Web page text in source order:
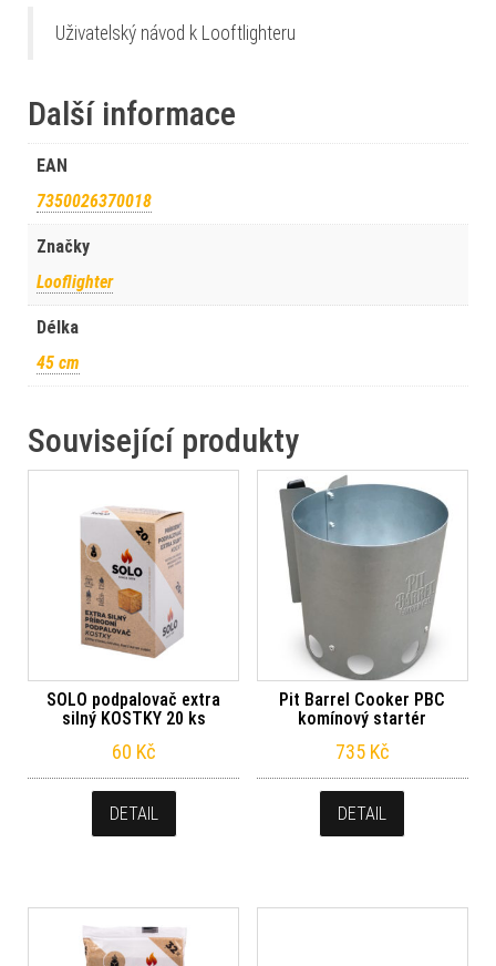
Uživatelský návod k Looftlighteru
Další informace
EAN
7350026370018
Značky
Looflighter
Délka
45 cm
Související produkty
SOLO podpalovač extra
silný KOSTKY 20 ks
60 Kč
DETAIL
Pit Barrel Cooker PBC
komínový startér
735 Kč
DETAIL